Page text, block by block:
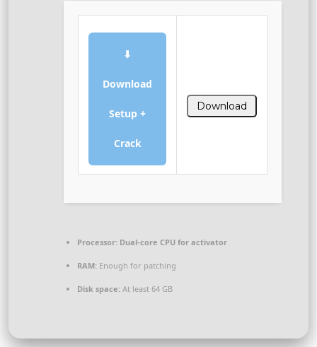
⬇
Download
Setup +
Crack
Download
Processor: Dual-core CPU for activator
RAM: Enough for patching
Disk space: At least 64 GB